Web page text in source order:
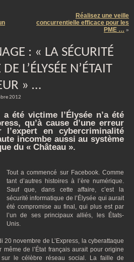
Réalisez une veille
concurrentielle efficace pour les
PME … »
: « LA SÉCURITÉ
L’ÉLYSÉE N’ÉTAIT
» …
2012
été victime l’Élysée n’a été
qu’à cause d’une erreur
l’expert en cybercriminalité
incombe aussi au système
du « Château ».
Tout a commencé sur Facebook. Comme
tant d’autres histoires à l’ère numérique.
Sauf que, dans cette affaire, c’est la
sécurité informatique de l’Élysée qui aurait
été compromise au final, qui plus est par
l’un de ses principaux alliés, les États-
Unis.
20 novembre de L’Express, la cyberattaque
de l’État français aurait pour origine
sur le célèbre réseau social. La faille de